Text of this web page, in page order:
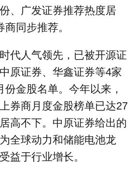
、广发证券推荐热度居
同步推荐。
代人气领先，已被开源证
原证券、华鑫证券等4家
份金股名单。今年以来，
券商月度金股榜单已达27
高不下。中原证券给出的
全球动力和储能电池龙
益于行业增长。